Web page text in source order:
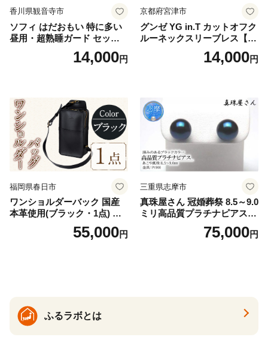
香川県観音寺市
ソフィ はだおもい 特に多い
昼用・超熟睡ガード セット
羽付き ナプキン 生理用品 サ
ニタリー ユニ・チャーム
14,000円
京都府宮津市
グンゼ YG in.T カットオフク
ルーネックスリーブレス【Y
V2618P】Lサイズ クリアベ
ージュ3枚セット [№5716-04
14,000円
福岡県春日市
ワンショルダーバック 国産
本革使用(ブラック・1点) 鞄
バック バッグ カバン レザー
国産 日本製 牛革 黒 革 革製
55,000円
三重県志摩市
真珠屋さん 冠婚葬祭 8.5～9.0
ミリ高品質プラチナピアス P
t900 志摩産アコヤ真珠 ブラ
ックパール 黒真珠75,000円
ふるラボとは